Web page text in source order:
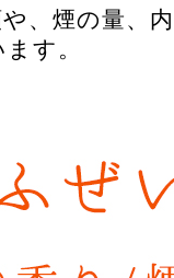
、煙の量、
す。